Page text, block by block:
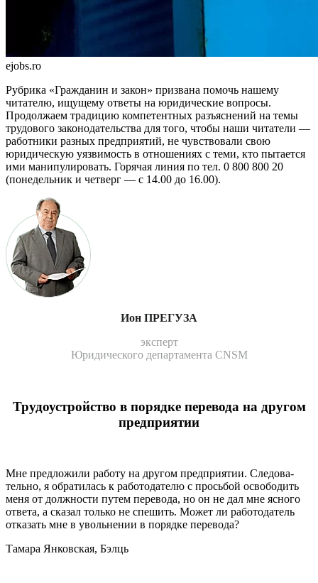
ejobs.ro
Рубрика «Гражданин и закон» при­звана помочь нашему
читателю, ищущему ответы на юридические во­просы.
Продолжаем традицию ком­петентных разъяснений на темы
тру­дового законодатель­ства для того, чтобы наши читатели —
работники разных предприятий, не чувствовали свою
юридическую уязвимость в отношениях с теми, кто пытается
ими манипу­лировать. Горячая линия по тел. 0 800 800 20
(понедельник и четверг — с 14.00 до 16.00).
Ион ПРЕГУЗА
эксперт
Юридического департамента CNSM
Трудоустройство в порядке перевода на другом
предприятии
Мне предложили работу на другом предприятии. Следова­
тельно, я обратилась к работодателю с просьбой освобо­дить
меня от должности путем перевода, но он не дал мне ясного
ответа, а сказал только не спешить. Может ли рабо­тодатель
отказать мне в увольнении в порядке перевода?
Тамара Янковская, Бэлць